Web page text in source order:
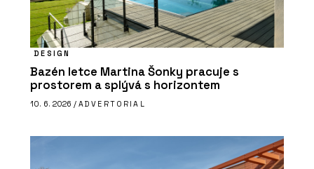
DESIGN
Bazén letce Martina Šonky pracuje s
prostorem a splývá s horizontem
10. 6. 2026 / ADVERTORIAL